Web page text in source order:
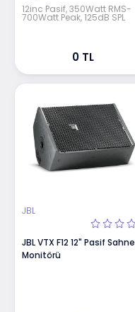
12inc Pasif, 350Watt RMS-
700Watt Peak, 125dB SPL
0 TL
JBL
JBL VTX F12 12" Pasif Sahne
Monitörü